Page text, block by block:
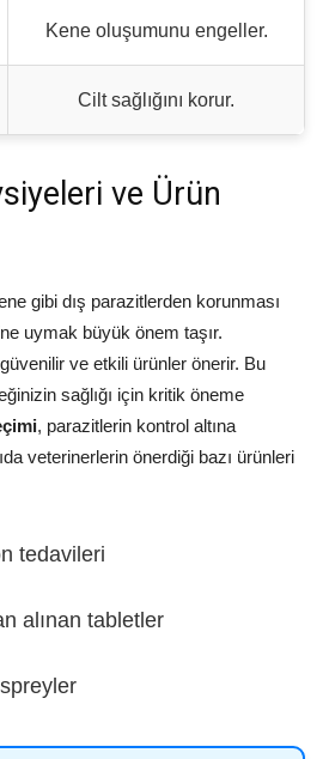
Kene oluşumunu engeller.
Cilt sağlığını korur.
ve Ürün
gibi dış parazitlerden korunması
uymak büyük önem taşır.
ve etkili ürünler önerir. Bu
sağlığı için kritik öneme
, parazitlerin kontrol altına
veterinerlerin önerdiği bazı ürünleri
tedavileri
alınan tabletler